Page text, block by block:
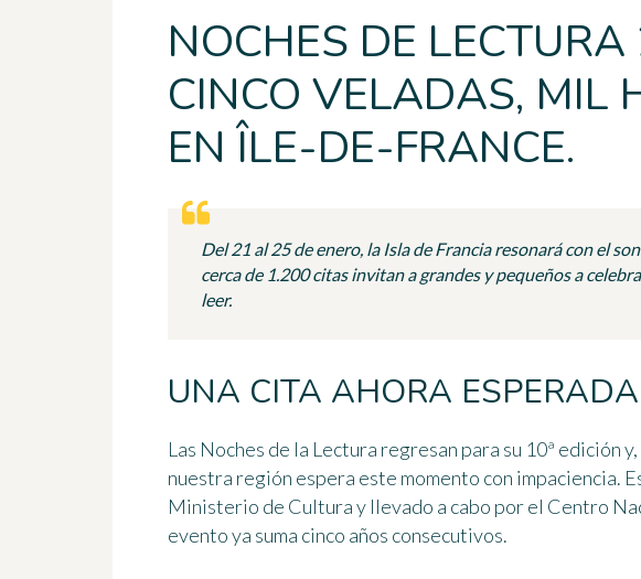
NOCHES DE
CINCO VELADAS, MIL
EN ÎLE-DE-FRANCE.
Del 21 al 25 de enero, la Isla de Francia resonará con el
cerca de 1.200 citas invitan a grandes y pequeños a
leer.
UNA CITA AHORA ESPERADA
Las Noches de la Lectura regresan para su 10ª edición
nuestra región espera este momento con impaciencia.
Ministerio de Cultura y llevado a cabo por el Centro
evento ya suma cinco años consecutivos.